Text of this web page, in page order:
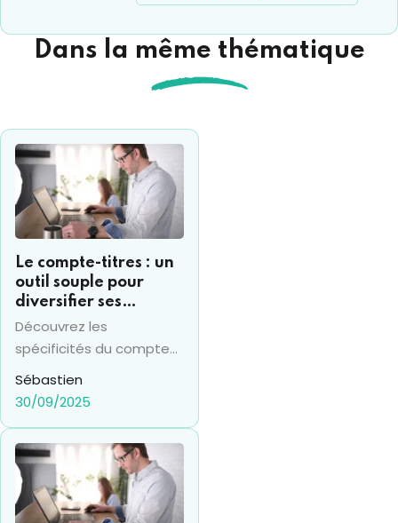
Dans la même thématique
Le compte-titres : un
outil souple pour
diversifier ses
investissements
financiers
Découvrez les
spécificités du compte
titres en 2025 et sa
différence avec le PEA,
Sébastien
30/09/2025